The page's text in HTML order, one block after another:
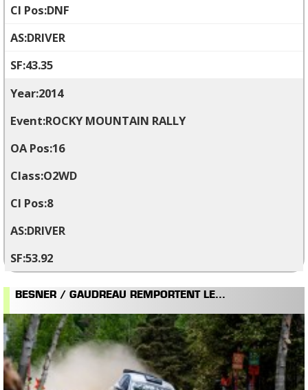
DNF
DRIVER
43.35
2014
ROCKY MOUNTAIN RALLY
16
O2WD
8
DRIVER
53.92
BESNER / GAUDREAU REMPORTENT LE...